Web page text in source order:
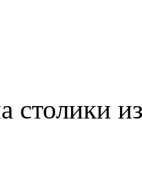
столики